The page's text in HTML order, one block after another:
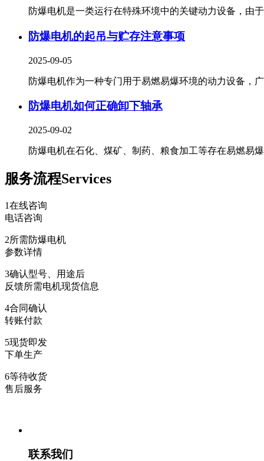
防爆电机是一类运行在特殊环境中的关键动力设备，由
防爆电机的起吊与贮存注意事项
2025-09-05
防爆电机作为一种专门用于易燃易爆环境的动力设备，
防爆电机如何正确卸下轴承
2025-09-02
防爆电机在石化、煤矿、制药、粮食加工等存在易燃易
服务流程Services
1在线咨询
电话咨询
2所需防爆电机
参数详情
3确认型号、用途后
反馈所需电机现货信息
4合同确认
转账付款
5现货即发
下单生产
6等待收货
售后服务
联系我们